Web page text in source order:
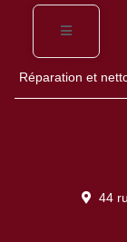
Réparation et
44